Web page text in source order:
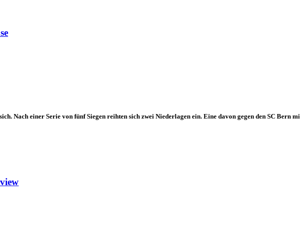
Nach einer Serie von fünf Siegen reihten sich zwei Niederlagen ein. Eine davon gegen den SC Bern